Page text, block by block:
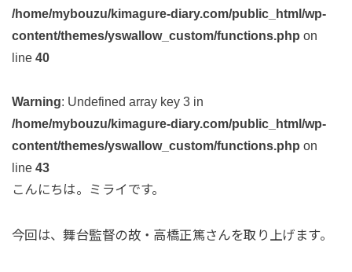
/home/mybouzu/kimagure-diary.com/public_html/wp-
content/themes/yswallow_custom/functions.php on
line 40
Warning: Undefined array key 3 in
/home/mybouzu/kimagure-diary.com/public_html/wp-
content/themes/yswallow_custom/functions.php on
line 43
こんにちは。ミライです。
今回は、舞台監督の故・高橋正篤さんを取り上げます。